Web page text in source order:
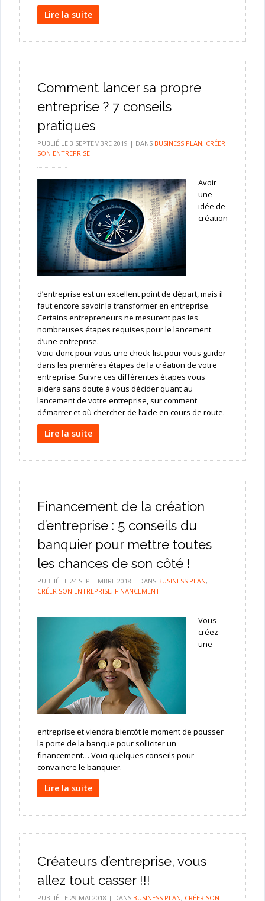
Lire la suite
Comment lancer sa propre
entreprise ? 7 conseils
pratiques
PUBLIÉ LE 3 SEPTEMBRE 2019 | DANS BUSINESS PLAN, CRÉER
SON ENTREPRISE
Avoir
une
idée de
création
d’entreprise est un excellent point de départ, mais il
faut encore savoir la transformer en entreprise.
Certains entrepreneurs ne mesurent pas les
nombreuses étapes requises pour le lancement
d’une entreprise.
Voici donc pour vous une check-list pour vous guider
dans les premières étapes de la création de votre
entreprise. Suivre ces différentes étapes vous
aidera sans doute à vous décider quant au
lancement de votre entreprise, sur comment
démarrer et où chercher de l’aide en cours de route.
Lire la suite
Financement de la création
d’entreprise : 5 conseils du
banquier pour mettre toutes
les chances de son côté !
PUBLIÉ LE 24 SEPTEMBRE 2018 | DANS BUSINESS PLAN,
CRÉER SON ENTREPRISE, FINANCEMENT
Vous
créez
une
entreprise et viendra bientôt le moment de pousser
la porte de la banque pour solliciter un
financement… Voici quelques conseils pour
convaincre le banquier.
Lire la suite
Créateurs d’entreprise, vous
allez tout casser !!!
PUBLIÉ LE 29 MAI 2018 | DANS BUSINESS PLAN, CRÉER SON